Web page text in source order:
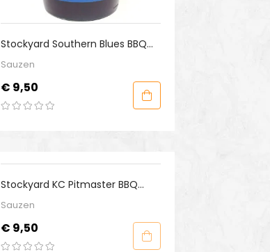
Stockyard Southern Blues BBQ
Sauce
Sauzen
Prijs
€ 9,50
Stockyard KC Pitmaster BBQ
Sauce
Sauzen
Prijs
€ 9,50